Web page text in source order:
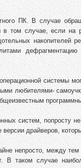
ПК. В случае
том случае, если на
накопителей
системы
любителями-
систем, попросту
драйверов,
непросто, между
В таком случае